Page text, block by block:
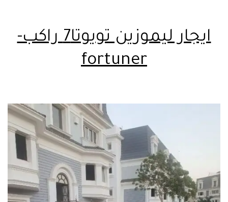
ايجار ليموزين تويوتا7 راكب-
fortuner